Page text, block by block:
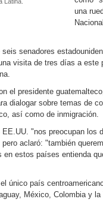
una
senadores
visita de tres días a este
el presidente
dialogar sobre temas de
así como de inmigración.
"nos preocupan los
aclaró: "también
en estos países entienda
único país
México, Colombia y